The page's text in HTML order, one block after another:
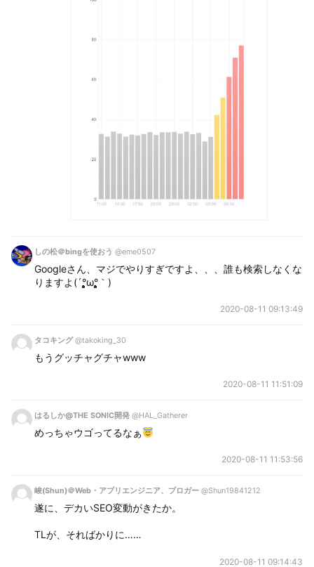
しの松＠bingを使おう @eme0507
Googleさん、マジでやりすぎですよ、、、誰も検索しなくな
りますよ(´°̥̥̥̥̥̥̥̥ω°̥̥̥̥̥̥̥̥｀)
2020-08-11 09:13:49
タコキング @takoking_30
もうグッチャグチャwww
2020-08-11 11:51:09
はるしか@THE SONIC開発 @HAL_Gatherer
めっちゃウゴってるなぁ
2020-08-11 11:53:56
峻(Shun)＠Web・アプリエンジニア、ブロガー @Shun19841212
遂に、デカいSEO変動がきたか。
TLが、そればかりに……
2020-08-11 09:14:43